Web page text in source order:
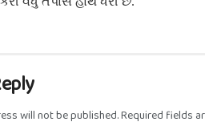
will not be published.Required fields